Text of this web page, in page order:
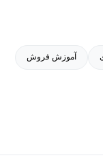
آموزش فروش